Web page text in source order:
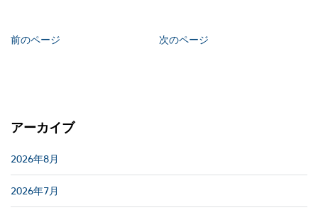
前のページ 次のページ
アーカイブ
2026年8月
2026年7月